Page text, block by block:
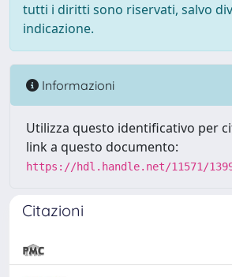
tutti i diritti sono riservati, salvo
indicazione.
Informazioni
Utilizza questo identificativo per
link a questo documento:
https://hdl.handle.net/11571/
Citazioni